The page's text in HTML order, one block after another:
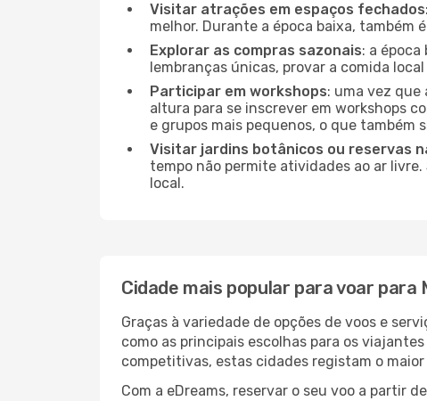
Visitar atrações em espaços fechados
melhor. Durante a época baixa,
Explorar as compras sazonais: a
lembranças únicas, provar a comida
Participar em workshops: uma vez que
altura para se inscrever em workshops
e grupos mais pequenos, o que também
Visitar jardins botânicos ou reservas
tempo não permite atividades ao ar
local.
Cidade mais popular para voar
Graças à variedade de opções de voos e
como as principais escolhas para os
competitivas, estas cidades registam o
Com a eDreams, reservar o seu voo a partir